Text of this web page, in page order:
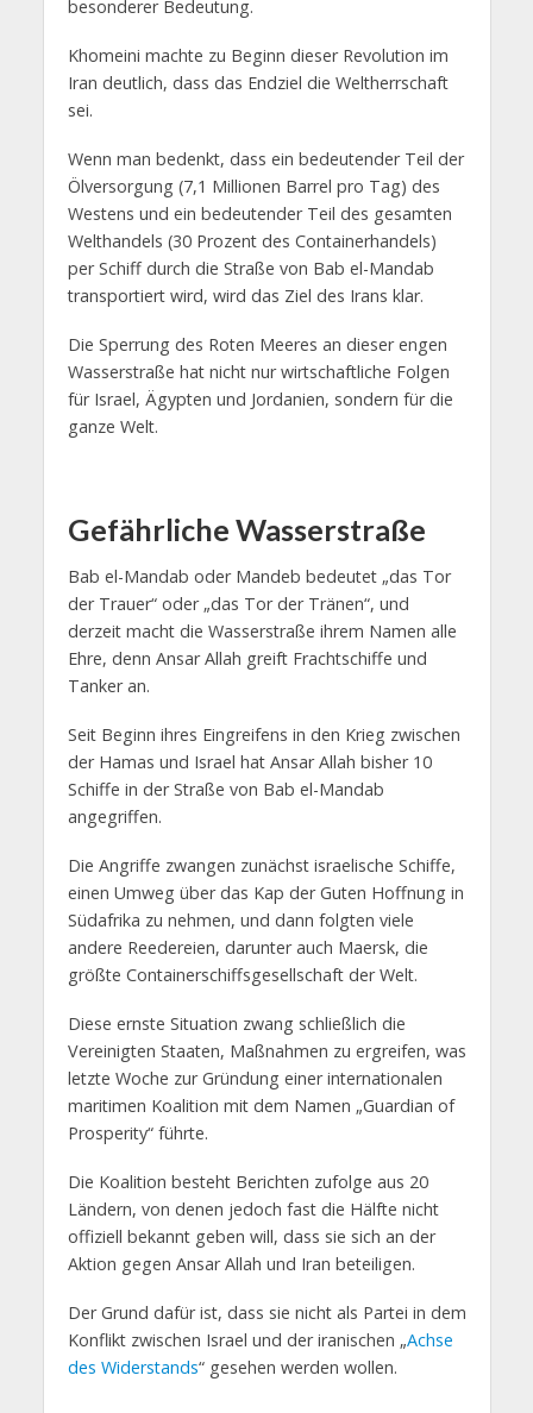
besonderer Bedeutung.
Khomeini machte zu Beginn dieser Revolution im
Iran deutlich, dass das Endziel die Weltherrschaft
sei.
Wenn man bedenkt, dass ein bedeutender Teil der
Ölversorgung (7,1 Millionen Barrel pro Tag) des
Westens und ein bedeutender Teil des gesamten
Welthandels (30 Prozent des Containerhandels)
per Schiff durch die Straße von Bab el-Mandab
transportiert wird, wird das Ziel des Irans klar.
Die Sperrung des Roten Meeres an dieser engen
Wasserstraße hat nicht nur wirtschaftliche Folgen
für Israel, Ägypten und Jordanien, sondern für die
ganze Welt.
Gefährliche Wasserstraße
Bab el-Mandab oder Mandeb bedeutet „das Tor
der Trauer“ oder „das Tor der Tränen“, und
derzeit macht die Wasserstraße ihrem Namen alle
Ehre, denn Ansar Allah greift Frachtschiffe und
Tanker an.
Seit Beginn ihres Eingreifens in den Krieg zwischen
der Hamas und Israel hat Ansar Allah bisher 10
Schiffe in der Straße von Bab el-Mandab
angegriffen.
Die Angriffe zwangen zunächst israelische Schiffe,
einen Umweg über das Kap der Guten Hoffnung in
Südafrika zu nehmen, und dann folgten viele
andere Reedereien, darunter auch Maersk, die
größte Containerschiffsgesellschaft der Welt.
Diese ernste Situation zwang schließlich die
Vereinigten Staaten, Maßnahmen zu ergreifen, was
letzte Woche zur Gründung einer internationalen
maritimen Koalition mit dem Namen „Guardian of
Prosperity“ führte.
Die Koalition besteht Berichten zufolge aus 20
Ländern, von denen jedoch fast die Hälfte nicht
offiziell bekannt geben will, dass sie sich an der
Aktion gegen Ansar Allah und Iran beteiligen.
Der Grund dafür ist, dass sie nicht als Partei in dem
Konflikt zwischen Israel und der iranischen „Achse
des Widerstands“ gesehen werden wollen.